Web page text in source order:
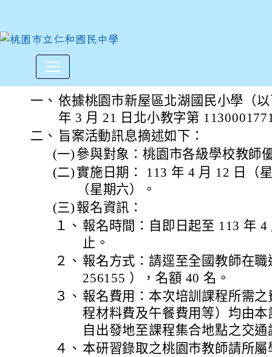
本市新屋區北湖國民小學辦
一、 依據桃園市新屋區北湖國民小學（
年 3 月 21 日北小教字第
二、 旨案活動訊息摘述如下：
(一) 參與對象：桃園市各級學校教師
(二) 實施日期： 113 年 4 月 12 日（
（星期六）。
(三) 報名資訊：
１、 報名時間：自即日起至 113 年
止。
２、 報名方式：請逕至全國教師在
256155 ），名額 40 名。
３、 報名費用：本次培訓課程所需
程材料費及午餐費用等）均由
自出發地至課程集合地點之交
４、 本研習錄取之桃園市教師請所